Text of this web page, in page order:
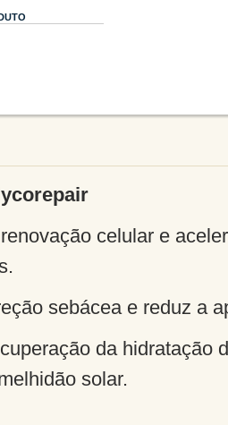
celular e
sebácea e reduz a
da hidratação
solar.